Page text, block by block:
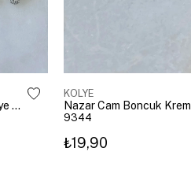
Çelik Gömme Taşlı Bombeli Harf Kolye Gümüş
KOLYE
Nazar Cam Boncuk Krem
9344
₺19,90